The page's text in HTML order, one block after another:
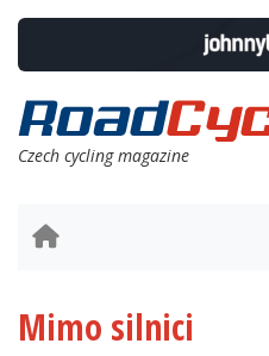
Czech cycling magazine
Mimo silnici